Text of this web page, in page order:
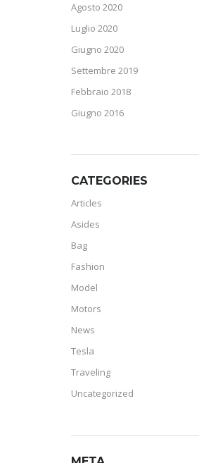
Agosto 2020
Luglio 2020
Giugno 2020
Settembre 2019
Febbraio 2018
Giugno 2016
CATEGORIES
Articles
Asides
Bag
Fashion
Model
Motors
News
Tesla
Traveling
Uncategorized